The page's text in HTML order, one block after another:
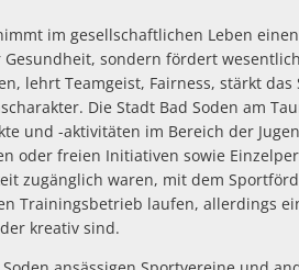
im gesellschaftlichen Leben
Gesundheit, sondern fördert
lehrt Teamgeist, Fairness, stärkt
Die Stadt Bad Soden am
und -aktivitäten im Bereich der
oder freien Initiativen sowie
zugänglich waren, mit dem
Trainingsbetrieb laufen, allerdings
kreativ sind.